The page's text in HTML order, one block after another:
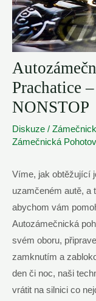
Prachatice
NONSTOP
Diskuze /
Zámečnická
Víme, jak obtěžující
uzamčeném autě, a
abychom vám
Autozámečnická
svém oboru,
zamknutím a
den či noc, naši
vrátit na silnici co